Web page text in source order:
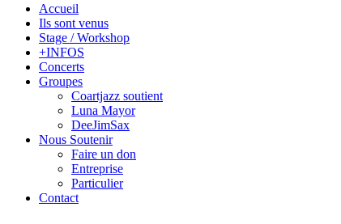
Accueil
Ils sont venus
Stage / Workshop
+INFOS
Concerts
Groupes
Coartjazz soutient
Luna Mayor
DeeJimSax
Nous Soutenir
Faire un don
Entreprise
Particulier
Contact